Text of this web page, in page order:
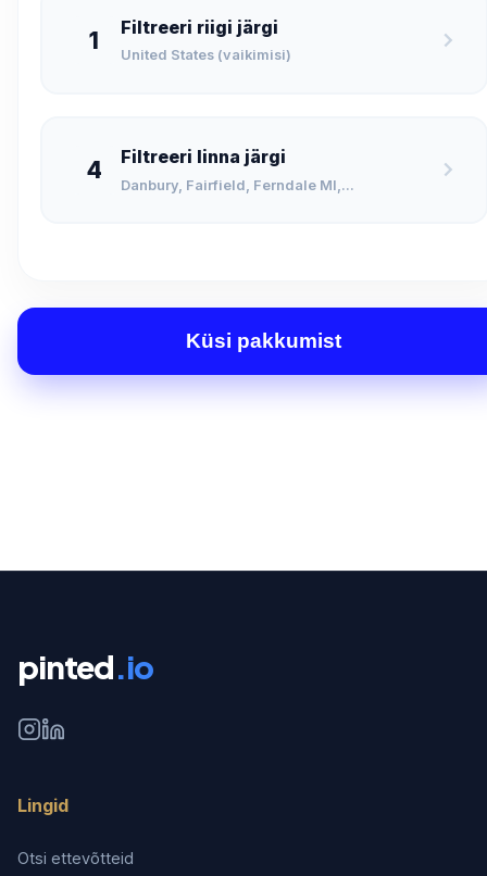
1 Filtreeri riigi järgi
United States (vaikimisi)
4 Filtreeri linna järgi
Danbury, Fairfield, Ferndale MI,...
Küsi pakkumist
pinted.io
Lingid
Otsi ettevõtteid